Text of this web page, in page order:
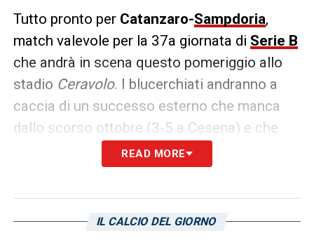
Tutto pronto per Catanzaro-Sampdoria,
match valevole per la 37a giornata di Serie B
che andrà in scena questo pomeriggio allo
stadio Ceravolo. I blucerchiati andranno a
caccia di un successo esterno che manca
dallo scorso ottobre (3-5 a Cesena) e che
sarebbe importantissimo in chiave salvezza.
Per raggiungere i tre punti la formazione di
sostegno dei propri tifosi: secondo quanto
READ MORE
IL CALCIO DEL GIORNO